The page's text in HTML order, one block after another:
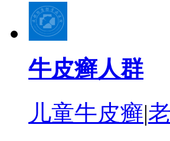
牛皮癣人群
儿童牛皮癣|